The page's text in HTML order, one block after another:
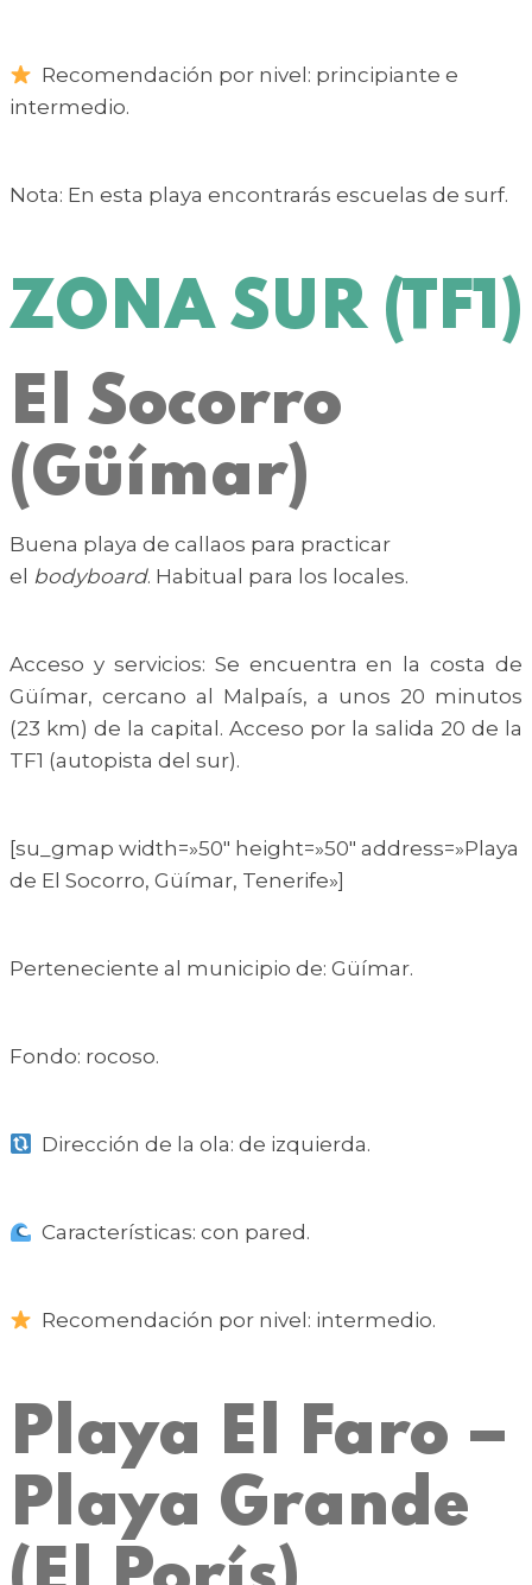
Recomendación por nivel: principiante e
intermedio.
Nota: En esta playa encontrarás escuelas de surf.
ZONA SUR (TF1)
El Socorro
(Güímar)
Buena playa de callaos para practicar
el bodyboard. Habitual para los locales.
Acceso y servicios: Se encuentra en la costa de
Güímar, cercano al Malpaís, a unos 20 minutos
(23 km) de la capital. Acceso por la salida 20 de la
TF1 (autopista del sur).
[su_gmap width=»50″ height=»50″ address=»Playa
de El Socorro, Güímar, Tenerife»]
Perteneciente al municipio de: Güímar.
Fondo: rocoso.
Dirección de la ola: de izquierda.
Características: con pared.
Recomendación por nivel: intermedio.
Playa El Faro –
Playa Grande